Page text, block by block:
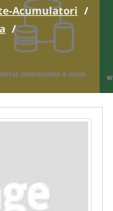
Acumulatori /
/